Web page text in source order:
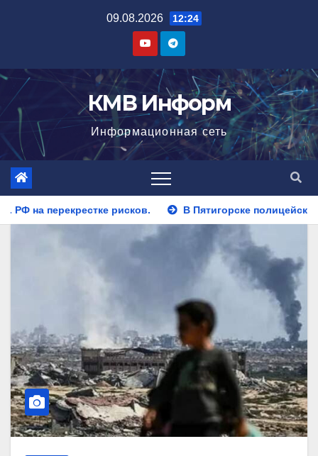
09.08.2026 12:24
КМВ Информ
Информационная сеть
В Пятигорске полицейские задержали закладчика,